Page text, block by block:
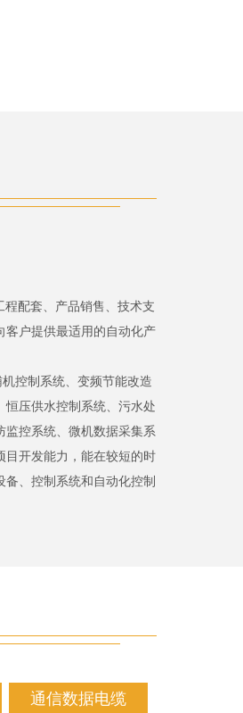
配套、产品销售、技术支
客户提供最适用的自动化产
控制系统、变频节能改造
恒压供水控制系统、污水处
监控系统、微机数据采集系
目开发能力，能在较短的时
、控制系统和自动化控制
通信数据电缆